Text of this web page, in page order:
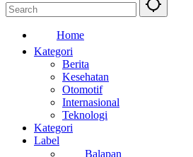
Home
Kategori
Berita
Kesehatan
Otomotif
Internasional
Teknologi
Kategori
Label
Balapan